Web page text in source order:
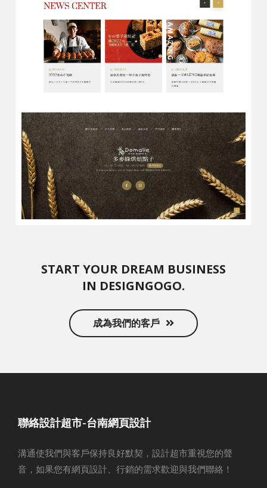
START YOUR DREAM BUSINESS
IN DESIGNGOGO.
成為我們的客戶
聯絡設計超市-台南網頁設計
溝通使我們與客戶保持良好默契，設計超市重視您的聲
音，如果您有網頁設計、行銷的需求歡迎與我們聯絡！